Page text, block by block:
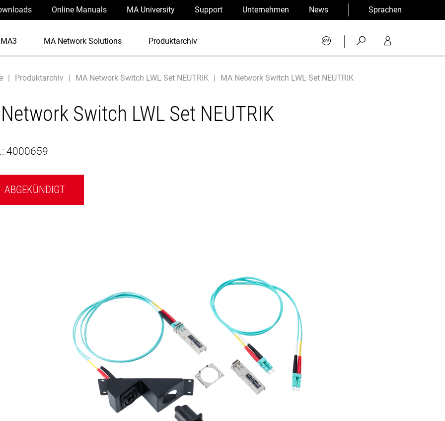
Online Manuals MA University Support Unternehmen News Sprachen
MA Network Solutions Produktarchiv |
Produktarchiv MA Network Switch LWL Set NEUTRIK MA Network Switch LWL Set NEUTRIK
Switch LWL Set NEUTRIK
4000659
ABGEKÜNDIGT